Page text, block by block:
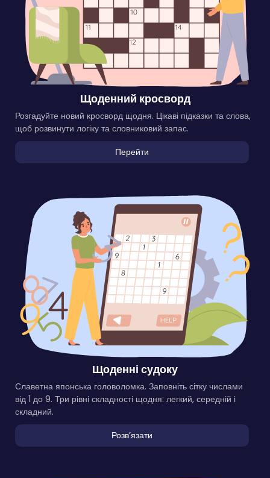
Щоденний кросворд
Розгадуйте новий кросворд щодня. Цікаві підказки та слова,
щоб розвинути логіку та словниковий запас.
Перейти
Щоденні судоку
Славетна японська головоломка. Заповніть сітку числами
від 1 до 9. Три рівні складності щодня: легкий, середній і
складний.
Розвʼязати